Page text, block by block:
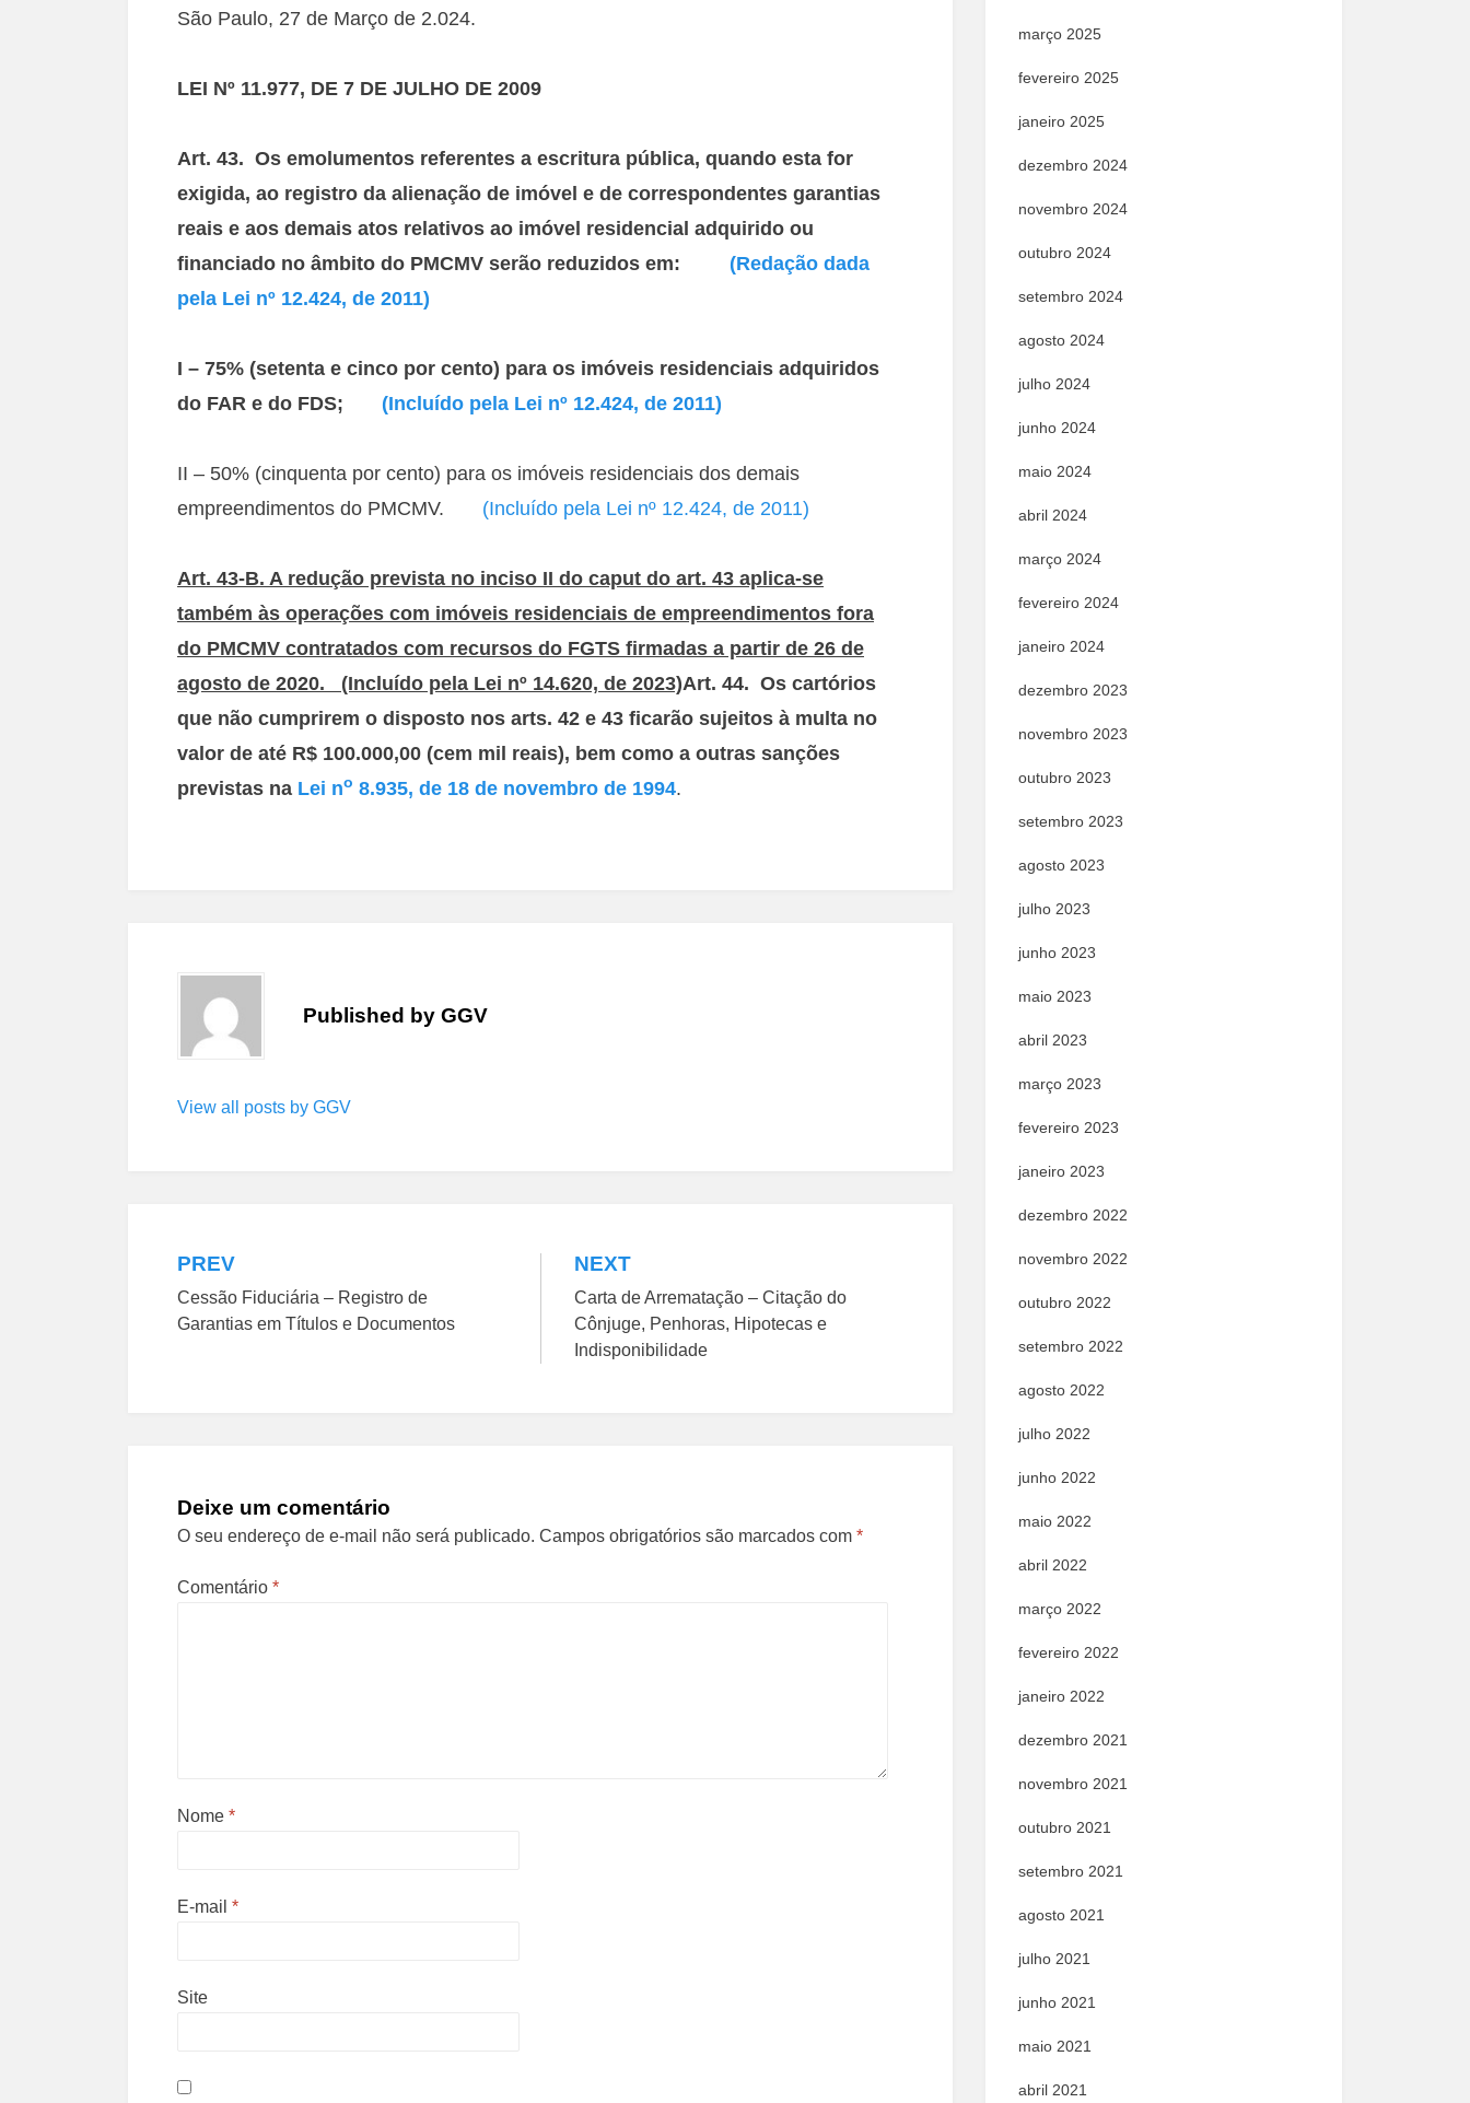
São Paulo, 27 de Março de 2.024.
LEI Nº 11.977, DE 7 DE JULHO DE 2009
Art. 43. Os emolumentos referentes a escritura pública, quando esta for
exigida, ao registro da alienação de imóvel e de correspondentes garantias
reais e aos demais atos relativos ao imóvel residencial adquirido ou
financiado no âmbito do PMCMV serão reduzidos em: (Redação dada
pela Lei nº 12.424, de 2011)
I – 75% (setenta e cinco por cento) para os imóveis residenciais adquiridos
do FAR e do FDS; (Incluído pela Lei nº 12.424, de 2011)
II – 50% (cinquenta por cento) para os imóveis residenciais dos demais
empreendimentos do PMCMV. (Incluído pela Lei nº 12.424, de 2011)
Art. 43-B. A redução prevista no inciso II do caput do art. 43 aplica-se
também às operações com imóveis residenciais de empreendimentos fora
do PMCMV contratados com recursos do FGTS firmadas a partir de 26 de
agosto de 2020. (Incluído pela Lei nº 14.620, de 2023)Art. 44. Os cartórios
que não cumprirem o disposto nos arts. 42 e 43 ficarão sujeitos à multa no
valor de até R$ 100.000,00 (cem mil reais), bem como a outras sanções
previstas na Lei no 8.935, de 18 de novembro de 1994.
Published by GGV
View all posts by GGV
Navegação
de
PREV
Cessão Fiduciária – Registro de
Garantias em Títulos e Documentos
NEXT
Carta de Arrematação – Citação do
Cônjuge, Penhoras, Hipotecas e
Indisponibilidade
Deixe um comentário
O seu endereço de e-mail não será publicado. Campos obrigatórios são marcados com *
Comentário *
Nome *
E-mail *
Site
março 2025
fevereiro 2025
janeiro 2025
dezembro 2024
novembro 2024
outubro 2024
setembro 2024
agosto 2024
julho 2024
junho 2024
maio 2024
abril 2024
março 2024
fevereiro 2024
janeiro 2024
dezembro 2023
novembro 2023
outubro 2023
setembro 2023
agosto 2023
julho 2023
junho 2023
maio 2023
abril 2023
março 2023
fevereiro 2023
janeiro 2023
dezembro 2022
novembro 2022
outubro 2022
setembro 2022
agosto 2022
julho 2022
junho 2022
maio 2022
abril 2022
março 2022
fevereiro 2022
janeiro 2022
dezembro 2021
novembro 2021
outubro 2021
setembro 2021
agosto 2021
julho 2021
junho 2021
maio 2021
abril 2021